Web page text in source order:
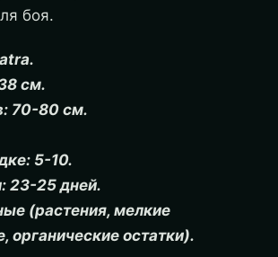
боя.
см.
70-80 см.
5-10.
23-25 дней.
(растения, мелкие
органические остатки).